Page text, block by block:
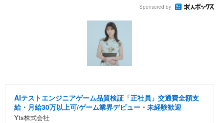
Sponsored by
AIテストエンジニアゲーム品質検証「正社員」交通費全額支
給・月給30万以上可/ゲーム業界デビュー・未経験歓迎
Yts株式会社